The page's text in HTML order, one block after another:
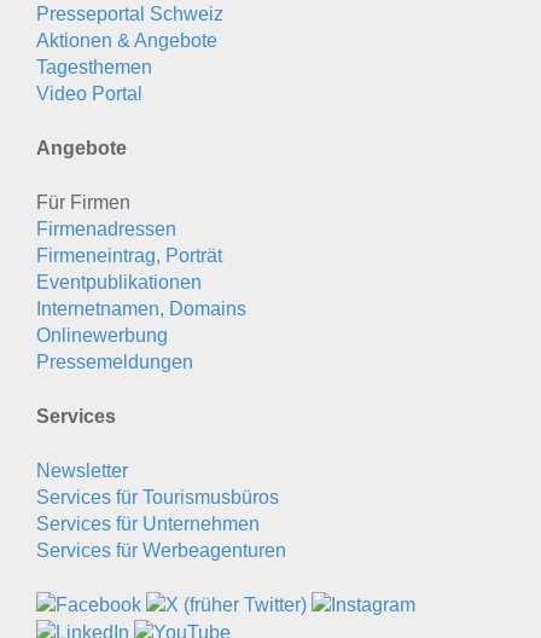
Presseportal Schweiz
Aktionen & Angebote
Tagesthemen
Video Portal
Angebote
Für Firmen
Firmenadressen
Firmeneintrag, Porträt
Eventpublikationen
Internetnamen, Domains
Onlinewerbung
Pressemeldungen
Services
Newsletter
Services für Tourismusbüros
Services für Unternehmen
Services für Werbeagenturen